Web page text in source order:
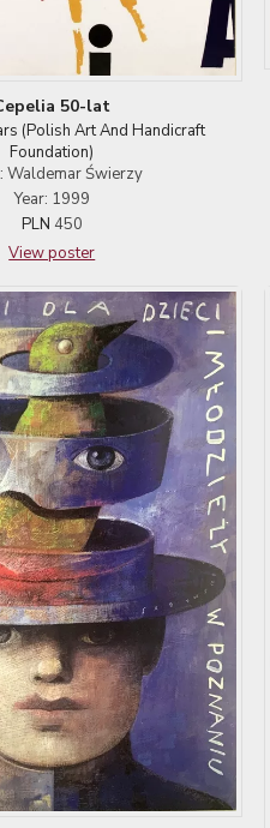
50-lat
(Polish Art And Handicraft
Foundation)
Waldemar Świerzy
Year: 1999
PLN 450
View poster